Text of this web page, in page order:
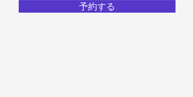
予約する